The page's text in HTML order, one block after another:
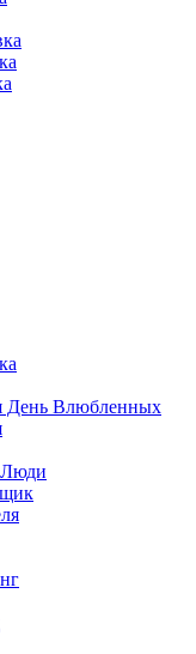
День Влюбленных